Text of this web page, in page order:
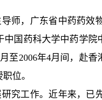
师，广东省中药药
中国药科大学中药学院
月至2006年4月间，赴香
位。
究工作。近年来，已